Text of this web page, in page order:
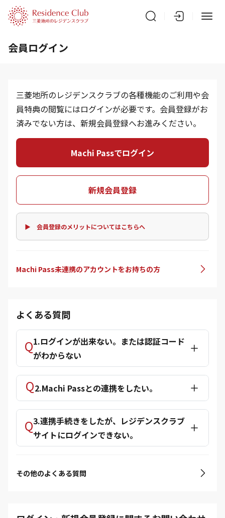
会員ログイン
三菱地所のレジデンスクラブの各種機能のご利用や会
員特典の閲覧にはログインが必要です。会員登録がお
済みでない方は、新規会員登録へお進みください。
Machi Passでログイン
新規会員登録
▶ 会員登録のメリットについてはこちらへ
Machi Pass未連携のアカウントをお持ちの方
よくある質問
1.ログインが出来ない。または認証コード
がわからない
2.Machi Passとの連携をしたい。
3.連携手続きをしたが、レジデンスクラブ
サイトにログインできない。
その他のよくある質問